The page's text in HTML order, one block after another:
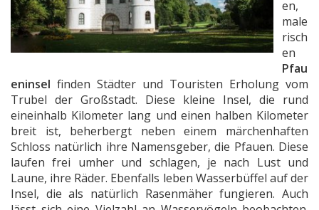
en,
male
risch
en
Pfau
eninsel finden Städter und Touristen Erholung vom
Trubel der Großstadt. Diese kleine Insel, die rund
eineinhalb Kilometer lang und einen halben Kilometer
breit ist, beherbergt neben einem märchenhaften
Schloss natürlich ihre Namensgeber, die Pfauen. Diese
laufen frei umher und schlagen, je nach Lust und
Laune, ihre Räder. Ebenfalls leben Wasserbüffel auf der
Insel, die als natürlich Rasenmäher fungieren. Auch